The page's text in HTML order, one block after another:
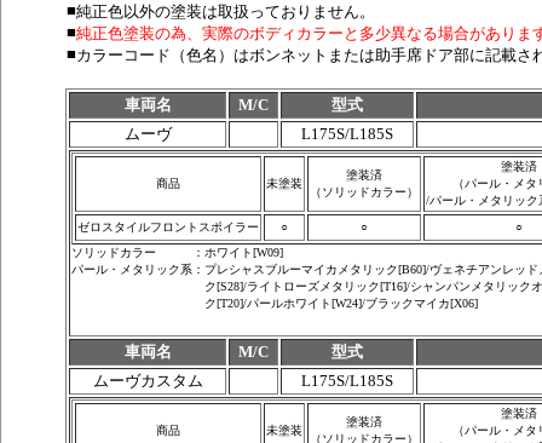
■純正色以外の塗装は取扱っておりません。
■純正色塗装の為、実際のボディカラーと多少異なる場合がありま
■カラーコード（色名）はボンネットまたは助手席ドア部に記載さ
車両名 M/C
型式
ムーヴ
L175S/L185S
商品 未塗装
塗装済
（ソリッドカラー）
塗装済
（パール・メタ
/パール・メタリック
ゼロスタイルフロントスポイラー
○ ○
○
ソリッドカラー
： ホワイト[W09]
パール・メタリック系 ： プレシャスブルーマイカメタリック[B60]/ヴェネチアンレッ
ク[S28]/ライトローズメタリック[T16]/シャンパンメタリック
ク[T20]/パールホワイト[W24]/ブラックマイカ[X06]
車両名 M/C
型式
ムーヴカスタム
L175S/L185S
商品 未塗装
塗装済
（ソリッドカラー）
塗装済
（パール・メタ